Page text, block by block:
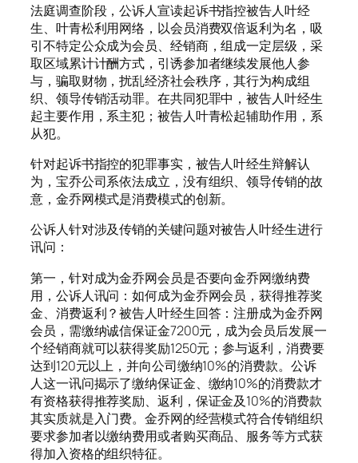
法庭调查阶段，公诉人宣读起诉书指控被告人叶经
生、叶青松利用网络，以会员消费双倍返利为名，吸
引不特定公众成为会员、经销商，组成一定层级，采
取区域累计计酬方式，引诱参加者继续发展他人参
与，骗取财物，扰乱经济社会秩序，其行为构成组
织、领导传销活动罪。在共同犯罪中，被告人叶经生
起主要作用，系主犯；被告人叶青松起辅助作用，系
从犯。
针对起诉书指控的犯罪事实，被告人叶经生辩解认
为，宝乔公司系依法成立，没有组织、领导传销的故
意，金乔网模式是消费模式的创新。
公诉人针对涉及传销的关键问题对被告人叶经生进行
讯问：
第一，针对成为金乔网会员是否要向金乔网缴纳费
用，公诉人讯问：如何成为金乔网会员，获得推荐奖
金、消费返利？被告人叶经生回答：注册成为金乔网
会员，需缴纳诚信保证金7200元，成为会员后发展一
个经销商就可以获得奖励1250元；参与返利，消费要
达到120元以上，并向公司缴纳10%的消费款。公诉
人这一讯问揭示了缴纳保证金、缴纳10%的消费款才
有资格获得推荐奖励、返利，保证金及10%的消费款
其实质就是入门费。金乔网的经营模式符合传销组织
要求参加者以缴纳费用或者购买商品、服务等方式获
得加入资格的组织特征。